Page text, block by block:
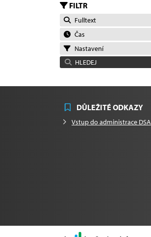
FILTR
Fulltext
Čas
Nastavení
HLEDEJ
DŮLEŽITÉ ODKAZY
Vstup do administrace DSA